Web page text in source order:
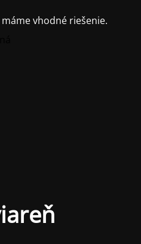
vhodné riešenie.